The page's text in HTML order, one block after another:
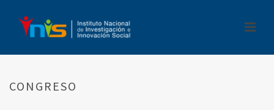
CONGRESO